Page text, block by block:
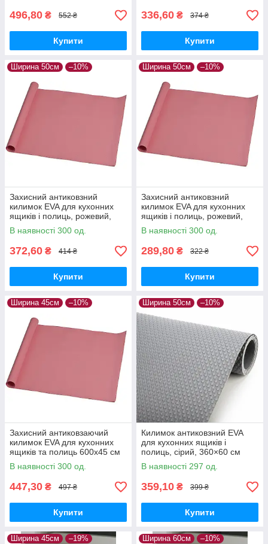
496,80 ₴ 552 ₴
Купити
336,60 ₴ 374 ₴
Купити
Ширина 50см –10%
Захисний антиковзний
килимок EVA для кухонних
ящиків і полиць, рожевий,
450×50 см
В наявності 300 од.
372,60 ₴ 414 ₴
Купити
Ширина 50см –10%
Захисний антиковзний
килимок EVA для кухонних
ящиків і полиць, рожевий,
350×50 см
В наявності 300 од.
289,80 ₴ 322 ₴
Купити
Ширина 45см –10%
Захисний антиковзаючий
килимок EVA для кухонних
ящиків та полиць 600х45 см
Рожевий
В наявності 300 од.
447,30 ₴ 497 ₴
Купити
Ширина 50см –10%
Килимок антиковзний EVA
для кухонних ящиків і
полиць, сірий, 360×60 см
В наявності 297 од.
359,10 ₴ 399 ₴
Купити
Ширина 45см –19% Ширина 60см –10%